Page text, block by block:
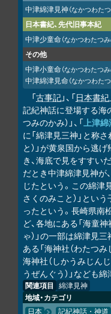
中津綿津見神（なかつわた
日本書紀、先代旧事本紀
中津少童命（なかつわたつ
その他
中津小童命（なかつわたつ
中津綿津見命（なかつわた
「古事記」、「日本書紀
記紀神話に登場する海
つみのかみ）」、「上津
に「綿津見三神」と称さ
と）」が黄泉国から逃
き、海底で見をすすい
だとき中津綿津見神が
じたという。この綿津
さくのみこと）」とい
ったという。長崎県南
ど、各地にある「海童
ゃ）」の一部は綿津見
ある「海神社（わたつみ
海神社（しかうみじんじ
うぜんぐう）」なども
関連項目 綿津見神
地域・カテゴリ
日本 記紀神話・神道